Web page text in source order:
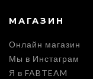
МАГАЗИН
Онлайн магазин
Мы в Инстаграм
Я в FABTEAM